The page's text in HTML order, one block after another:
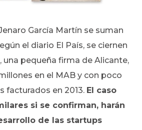
García Martín se suman
el diario El País, se ciernen
una pequeña firma de Alicante,
en el MAB y con poco
facturados en 2013. El caso
si se confirman, harán
de las startups